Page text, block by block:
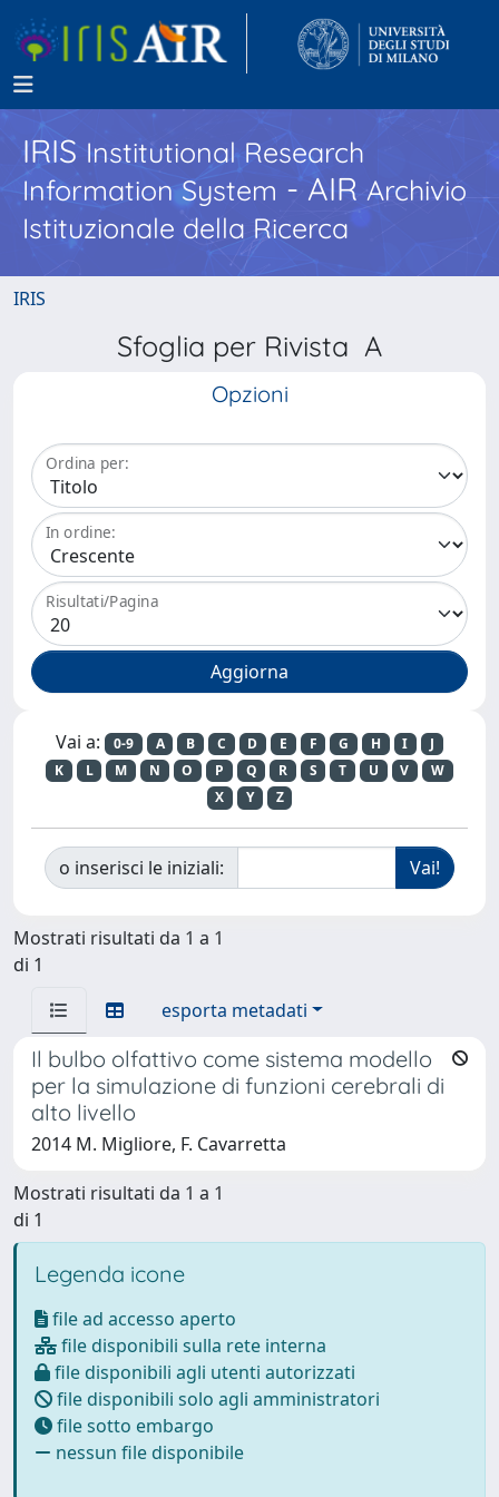
IRISInstitutional Research
Information System - AIR Archivio
Istituzionale della Ricerca
IRIS
Sfoglia per Rivista A
Opzioni
Ordina per:
In ordine:
Risultati/Pagina
Vai a: 0-9 A B C D E F G H I
J
K
L M N O P Q R S T U V
W
X
Y Z
o inserisci le iniziali:
Mostrati risultati da 1 a 1
di 1
esporta metadati
Il bulbo olfattivo come sistema modello
per la simulazione di funzioni cerebrali di
alto livello
2014 M. Migliore, F. Cavarretta
Mostrati risultati da 1 a 1
di 1
Legenda icone
file ad accesso aperto
file disponibili sulla rete interna
file disponibili agli utenti autorizzati
file disponibili solo agli amministratori
file sotto embargo
nessun file disponibile